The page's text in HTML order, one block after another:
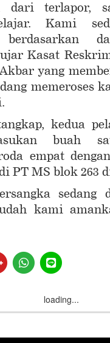
dari terlapor,
Kami
berdasarkan
Kasat
yang
memeroses
kedua
buah
empat
PT MS blok 263
sedang
kami
loading...